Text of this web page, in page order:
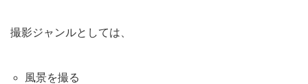
撮影ジャンルとしては、
風景を撮る